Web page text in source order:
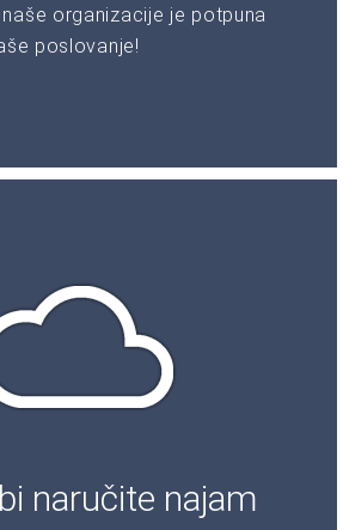
organizacije je potpuna
poslovanje!
naručite najam